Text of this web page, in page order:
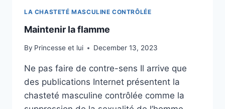
LA CHASTETÉ MASCULINE CONTRÔLÉE
Maintenir la flamme
By Princesse et lui December 13, 2023
Ne pas faire de contre-sens Il arrive que
des publications Internet présentent la
chasteté masculine contrôlée comme la